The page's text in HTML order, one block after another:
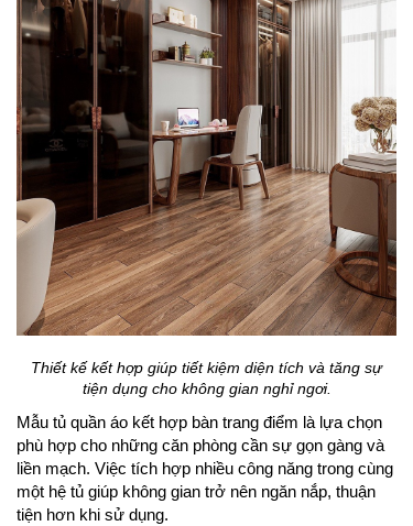
Thiết kế kết hợp giúp tiết kiệm diện tích và tăng sự
tiện dụng cho không gian nghỉ ngơi.
Mẫu tủ quần áo kết hợp bàn trang điểm là lựa chọn
phù hợp cho những căn phòng cần sự gọn gàng và
liền mạch. Việc tích hợp nhiều công năng trong cùng
một hệ tủ giúp không gian trở nên ngăn nắp, thuận
tiện hơn khi sử dụng.